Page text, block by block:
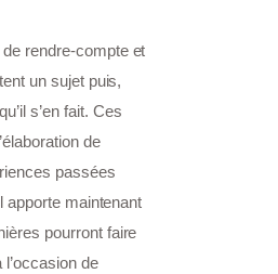
rendre-compte et
un sujet puis,
s’en fait. Ces
de
passées
apporte maintenant
pourront faire
de